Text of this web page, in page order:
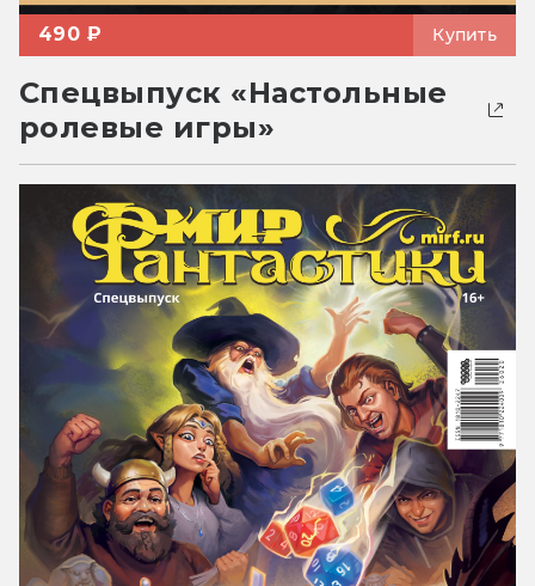
490 ₽ Купить
Спецвыпуск «Настольные
ролевые игры»